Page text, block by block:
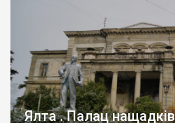
Ялта . Палац